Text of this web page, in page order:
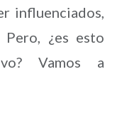
influenciados,
¿es esto
Vamos a